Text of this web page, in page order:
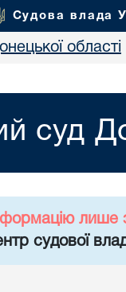
Судова влада
області
суд
лише
судової